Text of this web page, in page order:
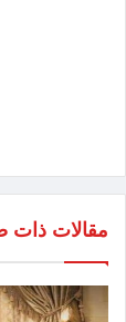
مقالات ذات